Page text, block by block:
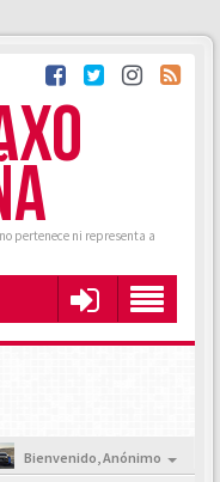
pertenece ni representa a
Bienvenido,Anónimo